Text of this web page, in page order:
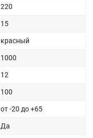
220
15
красный
1000
12
100
от -20 до +65
Да